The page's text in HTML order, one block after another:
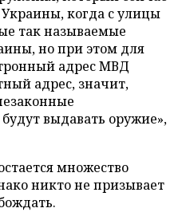
когда с улицы
так называемые
но при этом для
адрес МВД
адрес, значит,
выдавать оружие»,
множество
никто не призывает